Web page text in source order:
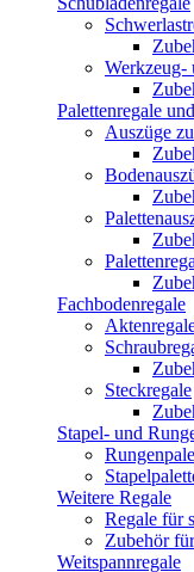
Werkzeug-
Palettenregale
Auszüge
Fachbodenregale
Steckregale
Stapel- und
Weitere Regale
Regale für
Zubehör
Weitspannregale